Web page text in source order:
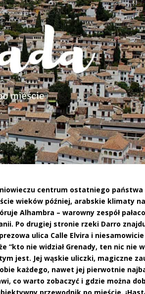
centrum ostatniego państwa
wieków później, arabskie klimaty
Alhambra – warowny zespół
Po drugiej stronie rzeki Darro
ulica Calle Elvira i niesamowicie
nie widział Grenady, ten nic nie
jest. Jej wąskie uliczki, magiczne
każdego, nawet jej pierwotnie
co warto zobaczyć i gdzie można
przewodnik po mieście.